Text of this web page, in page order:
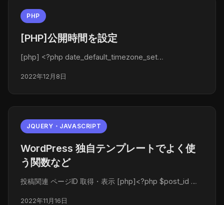
PHP
[PHP]公開時間を設定
[php] <?php date_default_timezone_set…
2022年12月8日
JQUERY・JAVASCRIPT
WordPress 独自テンプレートでよく使
う関数など
投稿関連 ページID 取得・表示 [php]<?php $post_id …
2022年11月16日